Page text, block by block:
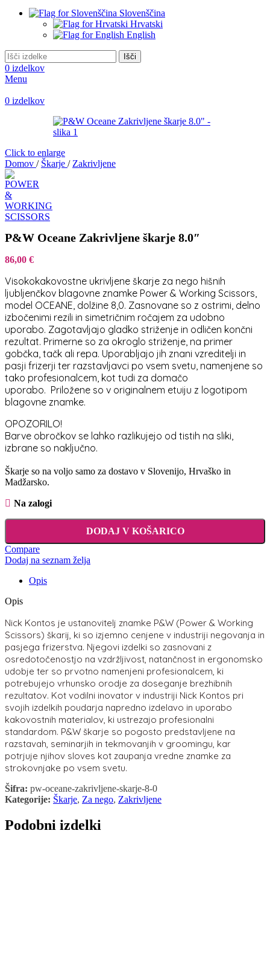
Slovenščina
Hrvatski
English
Išči
0 izdelkov
Menu
0 izdelkov
Click to enlarge
Domov / Škarje / Zakrivljene
P&W Oceane Zakrivljene škarje 8.0″
86,00 €
Visokokakovostne ukrivljene škarje za nego hišnih
ljubljenčkov blagovne znamke Power & Working Scissors,
model OCEANE, dolžine 8,0. Zasnovane so z ostrimi, delno
izbočenimi rezili in simetričnim ročajem za udobno
uporabo. Zagotavljajo gladko striženje in odličen končni
rezultat. Primerne so za okroglo striženje, na primer
gobčka, tačk ali repa. Uporabljajo jih znani vzreditelji in
pasji frizerji ter razstavljavci po vsem svetu, namenjene so
tako profesionalcem, kot tudi za domačo
uporabo. Priložene so v originalnem etuiju z logotipom
blagovne znamke.
OPOZORILO!
Barve obročkov se lahko razlikujejo od tistih na sliki,
izbrane so naključno.
Škarje so na voljo samo za dostavo v Slovenijo, Hrvaško in
Madžarsko.
Na zalogi
DODAJ V KOŠARICO
Compare
Dodaj na seznam želja
Opis
Opis
Nick Kontos je ustanovitelj znamke P&W (Power & Working
Scissors) škarij, ki so izjemno cenjene v industriji negovanja in
pasjega frizerstva. Njegovi izdelki so zasnovani z
osredotočenostjo na vzdržljivost, natančnost in ergonomsko
udobje ter so prvotno namenjeni profesionalcem, ki
potrebujejo vrhunsko orodje za doseganje brezhibnih
rezultatov. Kot vodilni inovator v industriji Nick Kontos pri
svojih izdelkih poudarja napredno izdelavo in uporabo
kakovostnih materialov, ki ustrezajo profesionalni
standardom. P&W škarje so pogosto predstavljene na
razstavah, seminarjih in tekmovanjih v groomingu, kar
potrjuje njihov sloves kot zaupanja vredne znamke za
strokovnjake po vsem svetu.
Šifra: pw-oceane-zakrivljene-skarje-8-0
Kategorije: Škarje, Za nego, Zakrivljene
Podobni izdelki